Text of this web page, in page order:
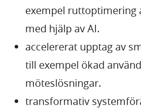
exempel ruttoptimering
med hjälp av AI.
accelererat upptag av
till exempel ökad
möteslösningar.
transformativ